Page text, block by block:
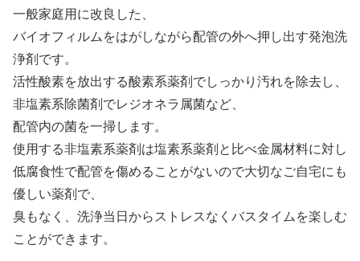
一般家庭用に改良した、
バイオフィルムをはがしながら配管の外へ押し出す発泡洗
浄剤です。
活性酸素を放出する酸素系薬剤でしっかり汚れを除去し、
非塩素系除菌剤でレジオネラ属菌など、
配管内の菌を一掃します。
使用する非塩素系薬剤は塩素系薬剤と比べ金属材料に対し
低腐食性で配管を傷めることがないので大切なご自宅にも
優しい薬剤で、
臭もなく、洗浄当日からストレスなくバスタイムを楽しむ
ことができます。